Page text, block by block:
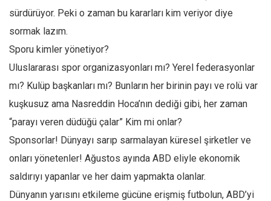
sürdürüyor. Peki o zaman bu kararları kim veriyor diye
sormak lazım.
Sporu kimler yönetiyor?
Uluslararası spor organizasyonları mı? Yerel federasyonlar
mı? Kulüp başkanları mı? Bunların her birinin payı ve rolü var
kuşkusuz ama Nasreddin Hoca’nın dediği gibi, her zaman
“parayı veren düdüğü çalar” Kim mi onlar?
Sponsorlar! Dünyayı sarıp sarmalayan küresel şirketler ve
onları yönetenler! Ağustos ayında ABD eliyle ekonomik
saldırıyı yapanlar ve her daim yapmakta olanlar.
Dünyanın yarısını etkileme gücüne erişmiş futbolun, ABD’yi